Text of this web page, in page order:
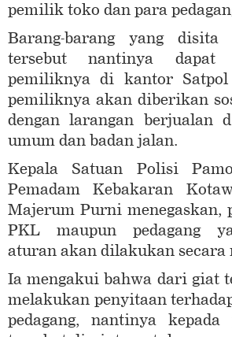
pemilik toko dan para
Barang-barang yang disita
tersebut nantinya
pemiliknya di kantor Satpol
pemiliknya akan diberikan
dengan larangan berjualan
umum dan badan jalan.
Kepala Satuan Polisi
Pemadam Kebakaran
Majerum Purni menegaskan,
PKL maupun pedagang
aturan akan dilakukan secara
Ia mengakui bahwa dari giat
melakukan penyitaan
pedagang, nantinya kepada